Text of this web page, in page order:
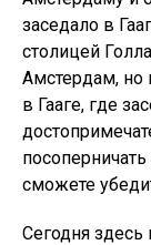
заседало в
столицей
Амстердам, но
в Гааге, где
сможете
Сегодня здесь